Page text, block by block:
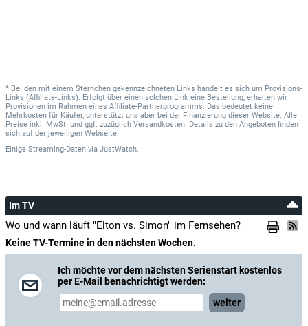
* Bei den mit einem Sternchen gekennzeichneten Links handelt es sich um Provisions-
Links (Affiliate-Links). Erfolgt über einen solchen Link eine Bestellung, erhalten wir
Provisionen im Rahmen eines Affiliate-Partnerprogramms. Das bedeutet keine
Mehrkosten für Käufer, unterstützt uns aber bei der Finanzierung dieser Website. Alle
Preise inkl. MwSt. und ggf. zuzüglich Versandkosten. Details zu den Angeboten finden
sich auf der jeweiligen Webseite.
Einige Streaming-Daten via JustWatch.
Im TV
Wo und wann läuft "Elton vs. Simon" im Fernsehen?
Keine TV-Termine in den nächsten Wochen.
Ich möchte vor dem nächsten Serienstart kostenlos
per E-Mail benachrichtigt werden:
weiter